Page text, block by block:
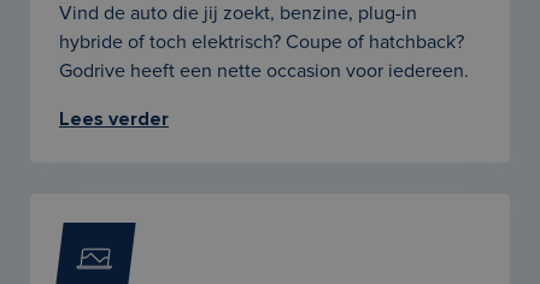
Vind de auto die jij zoekt, benzine, plug-in
hybride of toch elektrisch? Coupe of hatchback?
Godrive heeft een nette occasion voor iedereen.
Lees verder